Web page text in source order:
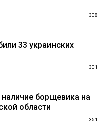
308
33 украинских
301
борщевика на
области
351